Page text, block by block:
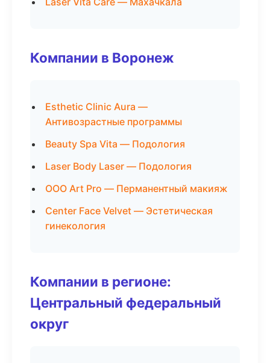
Компании в Воронеж
Esthetic Clinic Aura —
Антивозрастные программы
Beauty Spa Vita — Подология
Laser Body Laser — Подология
ООО Art Pro — Перманентный макияж
Center Face Velvet — Эстетическая
гинекология
Компании в регионе:
Центральный федеральный
округ